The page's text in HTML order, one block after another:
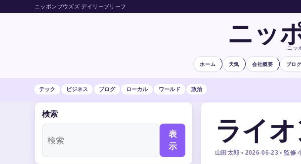
ニッポンブウズズ デイリーブリーフ
ニッ ニッ
ホーム 天気 会社概要 ブロ
テック ビジネス ブログ ローカル ワールド 政治
ライ
山田太郎 • 2026-06-23 • 監修
検索
表
示